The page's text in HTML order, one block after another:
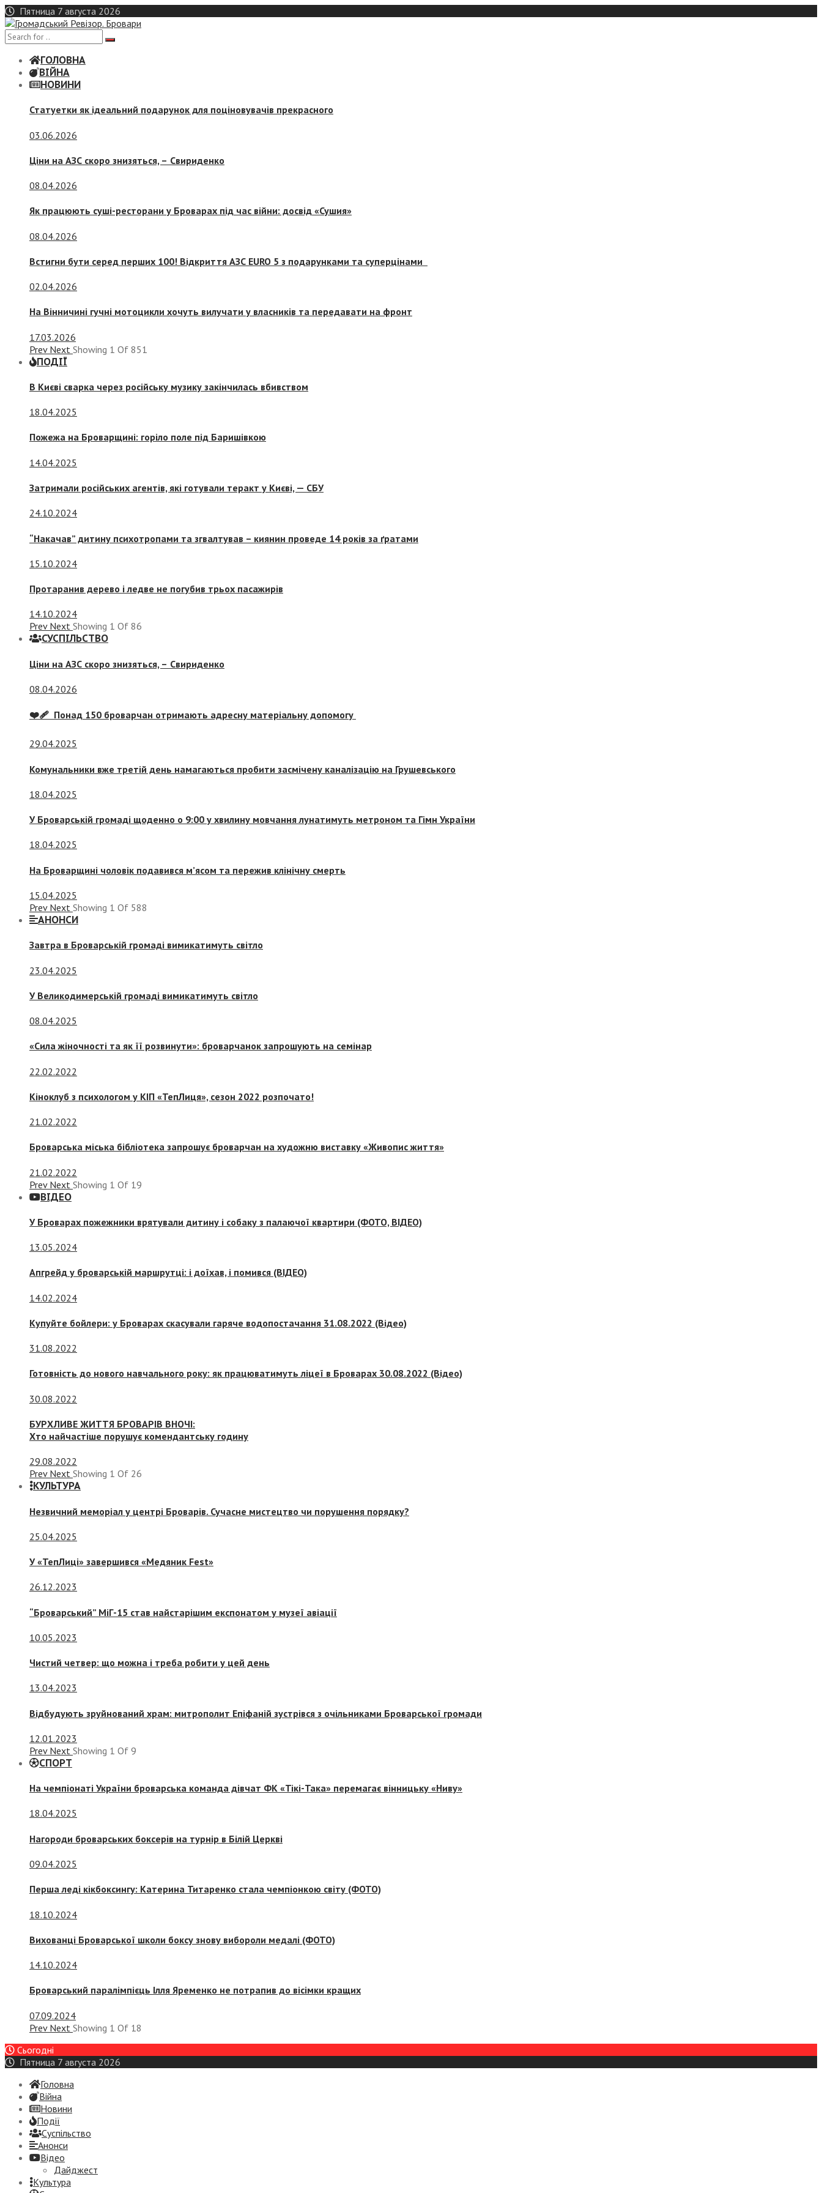
Skip
to
content
Пятница 7 августа 2026
ГОЛОВНА
ВІЙНА
НОВИНИ
Статуетки як ідеальний подарунок для поціновувачів прекрасного
03.06.2026
Ціни на АЗС скоро знизяться, – Свириденко
08.04.2026
Як працюють суші-ресторани у Броварах під час війни: досвід «Сушия»
08.04.2026
Встигни бути серед перших 100! Відкриття АЗС EURO 5 з подарунками та суперцінами
02.04.2026
На Вінничині гучні мотоцикли хочуть вилучати у власників та передавати на фронт
17.03.2026
Prev Next Showing 1 Of 851
ПОДІЇ
В Києві сварка через російську музику закінчилась вбивством
18.04.2025
Пожежа на Броварщині: горіло поле під Баришівкою
14.04.2025
Затримали російських агентів, які готували теракт у Києві, — СБУ
24.10.2024
“Накачав” дитину психотропами та згвалтував – киянин проведе 14 років за ґратами
15.10.2024
Протаранив дерево і ледве не погубив трьох пасажирів
14.10.2024
Prev Next Showing 1 Of 86
СУСПIЛЬСТВО
Ціни на АЗС скоро знизяться, – Свириденко
08.04.2026
❤️‍🩹 Понад 150 броварчан отримають адресну матеріальну допомогу
29.04.2025
Комунальники вже третій день намагаються пробити засмічену каналізацію на Грушевського
18.04.2025
У Броварській громаді щоденно о 9:00 у хвилину мовчання лунатимуть метроном та Гімн України
18.04.2025
На Броварщині чоловік подавився м’ясом та пережив клінічну смерть
15.04.2025
Prev Next Showing 1 Of 588
АНОНСИ
Завтра в Броварській громаді вимикатимуть світло
23.04.2025
У Великодимерській громаді вимикатимуть світло
08.04.2025
«Сила жіночності та як її розвинути»: броварчанок запрошують на семінар
22.02.2022
Кіноклуб з психологом у КІП «ТепЛиця», сезон 2022 розпочато!
21.02.2022
Броварська міська бібліотека запрошує броварчан на художню виставку «Живопис життя»
21.02.2022
Prev Next Showing 1 Of 19
ВІДЕО
У Броварах пожежники врятували дитину і собаку з палаючої квартири (ФОТО, ВІДЕО)
13.05.2024
Апгрейд у броварській маршрутці: і доїхав, і помився (ВІДЕО)
14.02.2024
Купуйте бойлери: у Броварах скасували гаряче водопостачання 31.08.2022 (Відео)
31.08.2022
Готовність до нового навчального року: як працюватимуть ліцеї в Броварах 30.08.2022 (Відео)
30.08.2022
БУРХЛИВЕ ЖИТТЯ БРОВАРІВ ВНОЧІ:
Хто найчастіше порушує комендантську годину
29.08.2022
Prev Next Showing 1 Of 26
КУЛЬТУРА
Незвичний меморіал у центрі Броварів. Сучасне мистецтво чи порушення порядку?
25.04.2025
У «ТепЛиці» завершився «Медяник Fest»
26.12.2023
“Броварський” МіГ-15 став найстарішим експонатом у музеї авіації
10.05.2023
Чистий четвер: що можна і треба робити у цей день
13.04.2023
Відбудують зруйнований храм: митрополит Епіфаній зустрівся з очільниками Броварської громади
12.01.2023
Prev Next Showing 1 Of 9
СПОРТ
На чемпіонаті України броварська команда дівчат ФК «Тікі-Така» перемагає вінницьку «Ниву»
18.04.2025
Нагороди броварських боксерів на турнір в Білій Церкві
09.04.2025
Перша леді кікбоксингу: Катерина Титаренко стала чемпіонкою світу (ФОТО)
18.10.2024
Вихованці Броварської школи боксу знову вибороли медалі (ФОТО)
14.10.2024
Броварський паралімпієць Ілля Яременко не потрапив до вісімки кращих
07.09.2024
Prev Next Showing 1 Of 18
Сьогодні
Пятница 7 августа 2026
Головна
Війна
Новини
Події
Суспiльство
Анонси
Відео
Дайджест
Культура